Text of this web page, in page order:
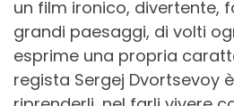
un film ironico, divertente,
grandi paesaggi, di volti
esprime una propria
regista Sergej Dvortsevoy